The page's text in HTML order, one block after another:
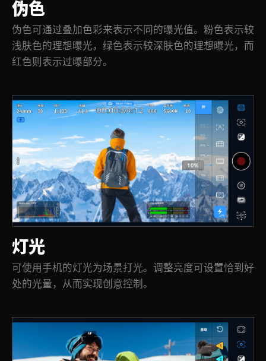
伪色
伪色可通过叠加色彩来表示不同的曝光值。粉色表示较
浅肤色的理想曝光，绿色表示较深肤色的理想曝光，而
红色则表示过曝部分。
灯光
可使用手机的灯光为场景打光。调整亮度可设置恰到好
处的光量，从而实现创意控制。